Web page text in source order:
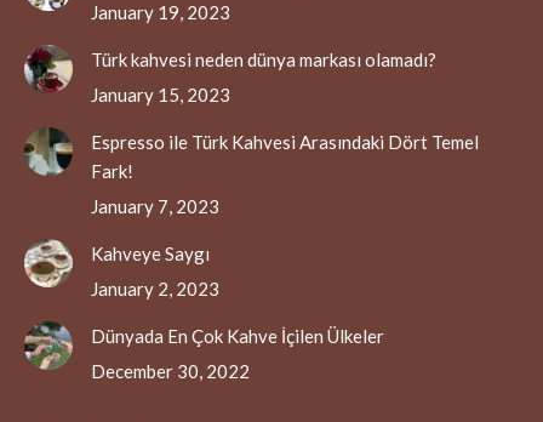
January 19, 2023
Türk kahvesi neden dünya markası olamadı?
January 15, 2023
Espresso ile Türk Kahvesi Arasındaki Dört Temel
Fark!
January 7, 2023
Kahveye Saygı
January 2, 2023
Dünyada En Çok Kahve İçilen Ülkeler
December 30, 2022